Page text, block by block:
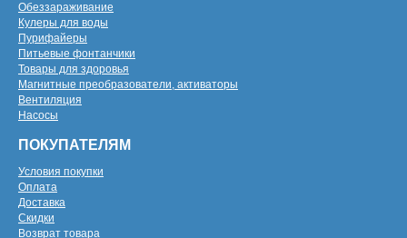
Обеззараживание
Кулеры для воды
Пурифайеры
Питьевые фонтанчики
Товары для здоровья
Магнитные преобразователи, активаторы
Вентиляция
Насосы
ПОКУПАТЕЛЯМ
Условия покупки
Оплата
Доставка
Скидки
Возврат товара